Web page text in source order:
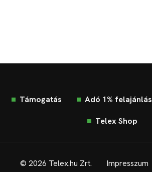
Támogatás Adó 1% felajánlás
Telex Shop
© 2026 Telex.hu Zrt. Impresszum